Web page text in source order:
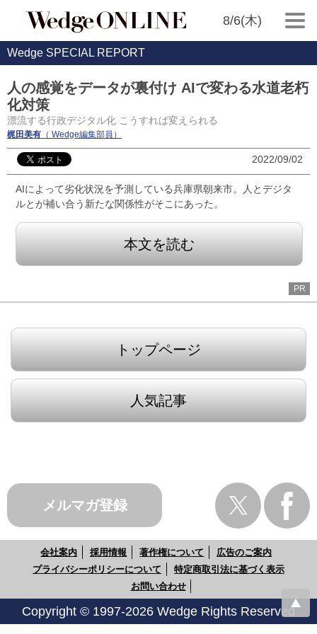
8/6(木)
Wedge SPECIAL REPORT
人の感覚をデータが裏付け AIで変わる水道老朽
化対策
漂流する行政デジタル化 こうすれば変えられる
梶田美有 （ Wedge編集部員）
2022/09/02
AIによって劣化状況を予測している兵庫県朝来市。人とデジタ
ルとが補い合う新たな関係性がそこにあった。
本文を読む
PR
トップページ
人気記事
メルマガ登録
会社案内 採用情報 著作権について
広告のご案内
プライバシーポリシーについて
特定商取引法に基づく表示
お問い合わせ
Copyright © 1997-2026 Wedge Rights Reserved